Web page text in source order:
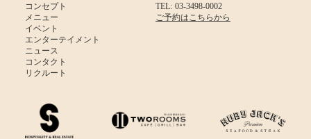
コンセプト
メニュー
イベント
エンターテイメント
ニュース
コンタクト
リクルート
TEL: 03-3498-0002
ご予約はこちらから